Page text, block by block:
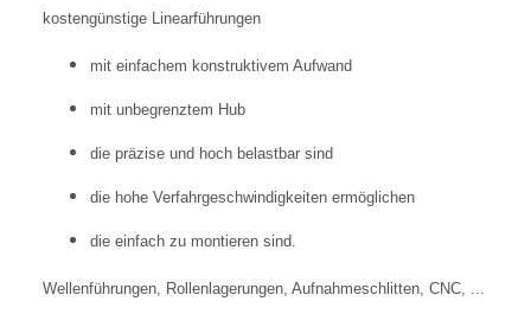
kostengünstige Linearführungen
mit einfachem konstruktivem Aufwand
mit unbegrenztem Hub
die präzise und hoch belastbar sind
die hohe Verfahrgeschwindigkeiten ermöglichen
die einfach zu montieren sind.
Wellenführungen, Rollenlagerungen, Aufnahmeschlitten, CNC, ...